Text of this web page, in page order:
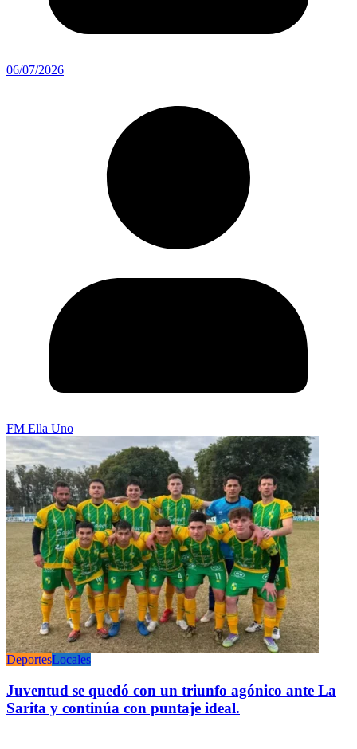
06/07/2026
FM Ella Uno
DeportesLocales
Juventud se quedó con un triunfo agónico ante La
Sarita y continúa con puntaje ideal.